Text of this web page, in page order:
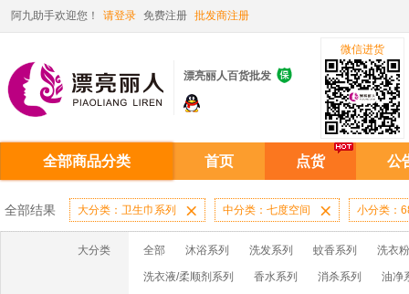
阿九助手欢迎您！ 请登录 免费注册 批发商注册
漂亮丽人百货批发 
微信进货
全部商品分类 首页 点货 公
全部结果 大分类：卫生巾系列  中分类：七度空间  小分类：
大分类 全部 沐浴系列 洗发系列 蚊香系列 洗衣
洗衣液/柔顺剂系列 香水系列 消杀系列 油净